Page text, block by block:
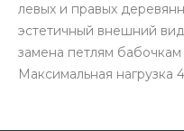
левых и правых
эстетичный внешний
замена петлям
Максимальная нагрузка